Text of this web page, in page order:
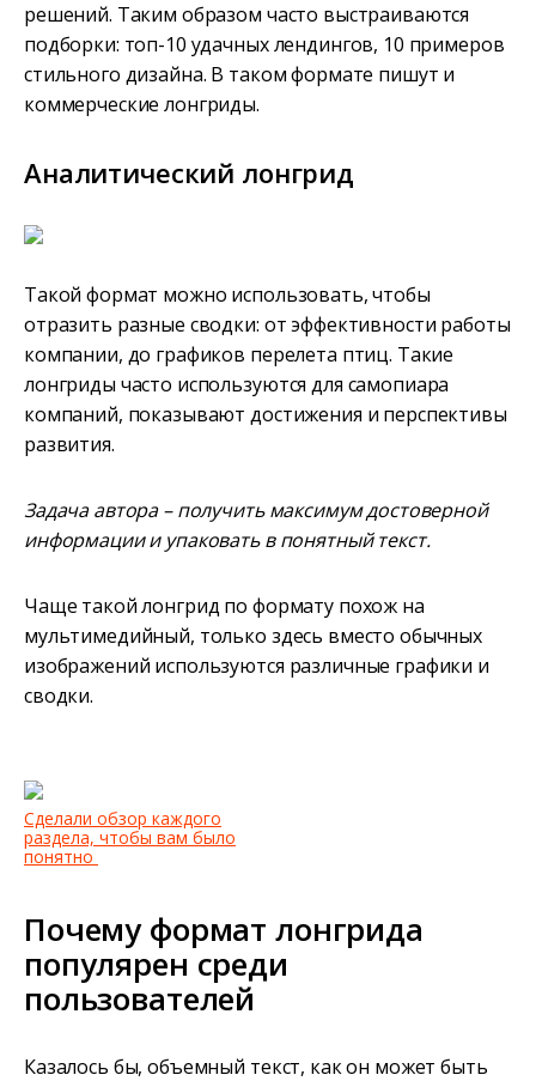
решений. Таким образом часто выстраиваются
подборки: топ-10 удачных лендингов, 10 примеров
стильного дизайна. В таком формате пишут и
коммерческие лонгриды.
Аналитический лонгрид
Такой формат можно использовать, чтобы
отразить разные сводки: от эффективности работы
компании, до графиков перелета птиц. Такие
лонгриды часто используются для самопиара
компаний, показывают достижения и перспективы
развития.
Задача автора – получить максимум достоверной
информации и упаковать в понятный текст.
Чаще такой лонгрид по формату похож на
мультимедийный, только здесь вместо обычных
изображений используются различные графики и
сводки.
Сделали обзор каждого
раздела, чтобы вам было
понятно
Почему формат лонгрида
популярен среди
пользователей
Казалось бы, объемный текст, как он может быть